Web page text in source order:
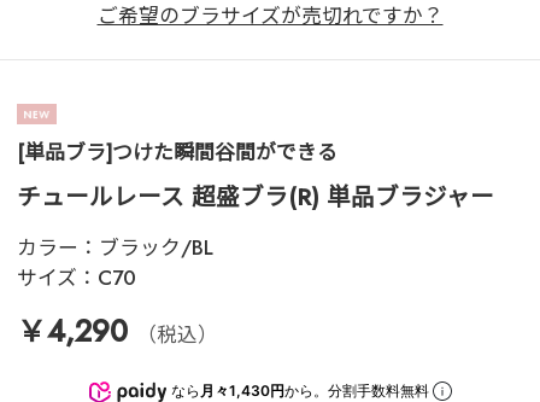
ご希望のブラサイズが売切れですか？
[単品ブラ]つけた瞬間谷間ができる
チュールレース 超盛ブラ(R) 単品ブラジャー
カラー： ブラック/BL
サイズ： C70
￥4,290 （税込）
なら 月々1,430円から。分割手数料無料